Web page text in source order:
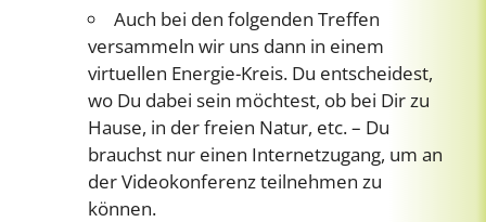
Auch bei den folgenden Treffen
versammeln wir uns dann in einem
virtuellen Energie-Kreis. Du entscheidest,
wo Du dabei sein möchtest, ob bei Dir zu
Hause, in der freien Natur, etc. – Du
brauchst nur einen Internetzugang, um an
der Videokonferenz teilnehmen zu
können.